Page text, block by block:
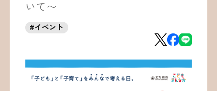
お問い合わせ
いて〜
#イベント